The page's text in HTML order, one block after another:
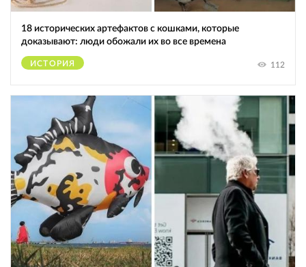
18 исторических артефактов с кошками, которые
доказывают: люди обожали их во все времена
ИСТОРИЯ 112